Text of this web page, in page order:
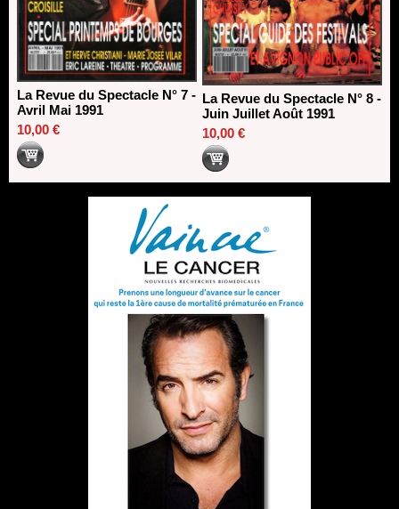
La Revue du Spectacle N° 7 -
Avril Mai 1991
10,00 €
La Revue du Spectacle N° 8 -
Juin Juillet Août 1991
10,00 €